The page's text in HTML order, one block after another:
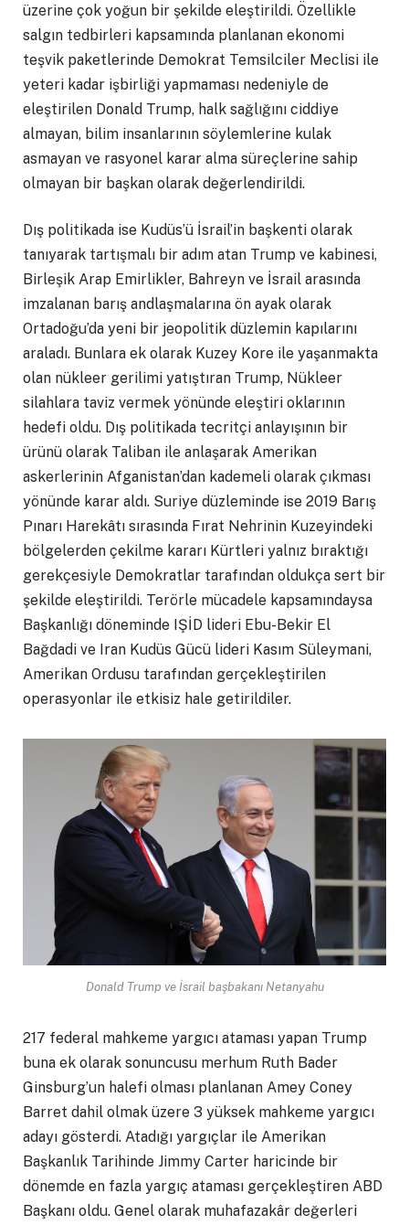
üzerine çok yoğun bir şekilde eleştirildi. Özellikle
salgın tedbirleri kapsamında planlanan ekonomi
teşvik paketlerinde Demokrat Temsilciler Meclisi ile
yeteri kadar işbirliği yapmaması nedeniyle de
eleştirilen Donald Trump, halk sağlığını ciddiye
almayan, bilim insanlarının söylemlerine kulak
asmayan ve rasyonel karar alma süreçlerine sahip
olmayan bir başkan olarak değerlendirildi.
Dış politikada ise Kudüs’ü İsrail’in başkenti olarak
tanıyarak tartışmalı bir adım atan Trump ve kabinesi,
Birleşik Arap Emirlikler, Bahreyn ve İsrail arasında
imzalanan barış andlaşmalarına ön ayak olarak
Ortadoğu’da yeni bir jeopolitik düzlemin kapılarını
araladı. Bunlara ek olarak Kuzey Kore ile yaşanmakta
olan nükleer gerilimi yatıştıran Trump, Nükleer
silahlara taviz vermek yönünde eleştiri oklarının
hedefi oldu. Dış politikada tecritçi anlayışının bir
ürünü olarak Taliban ile anlaşarak Amerikan
askerlerinin Afganistan’dan kademeli olarak çıkması
yönünde karar aldı. Suriye düzleminde ise 2019 Barış
Pınarı Harekâtı sırasında Fırat Nehrinin Kuzeyindeki
bölgelerden çekilme kararı Kürtleri yalnız bıraktığı
gerekçesiyle Demokratlar tarafından oldukça sert bir
şekilde eleştirildi. Terörle mücadele kapsamındaysa
Başkanlığı döneminde IŞİD lideri Ebu-Bekir El
Bağdadi ve Iran Kudüs Gücü lideri Kasım Süleymani,
Amerikan Ordusu tarafından gerçekleştirilen
operasyonlar ile etkisiz hale getirildiler.
Donald Trump ve İsrail başbakanı Netanyahu
217 federal mahkeme yargıcı ataması yapan Trump
buna ek olarak sonuncusu merhum Ruth Bader
Ginsburg’un halefi olması planlanan Amey Coney
Barret dahil olmak üzere 3 yüksek mahkeme yargıcı
adayı gösterdi. Atadığı yargıçlar ile Amerikan
Başkanlık Tarihinde Jimmy Carter haricinde bir
dönemde en fazla yargıç ataması gerçekleştiren ABD
Başkanı oldu. Genel olarak muhafazakâr değerleri